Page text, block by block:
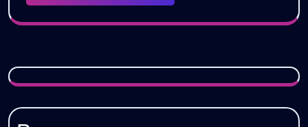
|
𝗚𝗥𝗔𝗧𝗜𝗦
PACK